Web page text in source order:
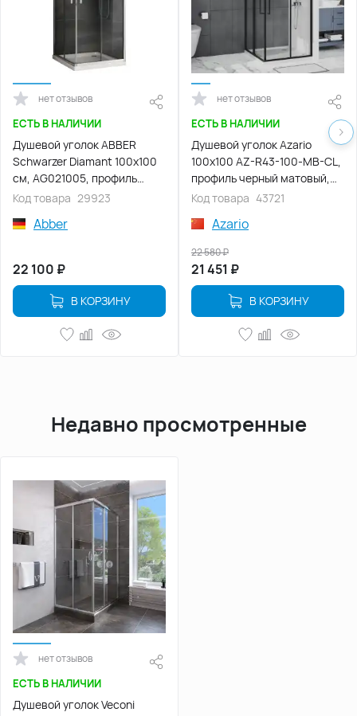
нет отзывов
ЕСТЬ В НАЛИЧИИ
Душевой уголок ABBER
Schwarzer Diamant 100х100
см, AG021005, профиль
хром, стекло прозрачное
Код товара 29923
Abber
22 100 ₽
В КОРЗИНУ
нет отзывов
ЕСТЬ В НАЛИЧИИ
Душевой уголок Azario
100х100 AZ-R43-100-MB-CL,
профиль черный матовый,
стекло Прозрачное
Код товара 43721
Azario
21 451 ₽
22 580₽
В КОРЗИНУ
Недавно просмотренные
нет отзывов
ЕСТЬ В НАЛИЧИИ
Душевой уголок Veconi